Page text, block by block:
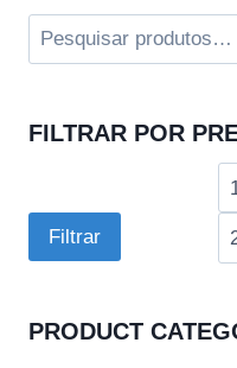
era:
R$3,890.00.
é:
Pesquisar
por:
FILTRAR POR
Filtrar
PRODUCT